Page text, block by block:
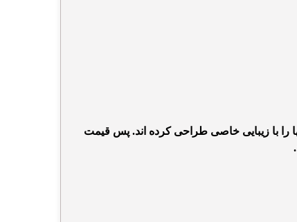
را با زیبایی خاصی طراحی کرده اند. پس قیمت